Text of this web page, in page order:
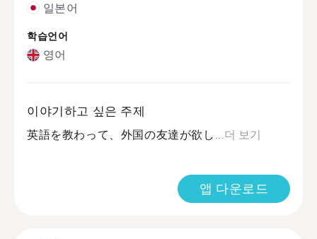
일본어
학습언어
영어
이야기하고 싶은 주제
英語を教わって、外国の友達が欲し...더 보기
앱 다운로드